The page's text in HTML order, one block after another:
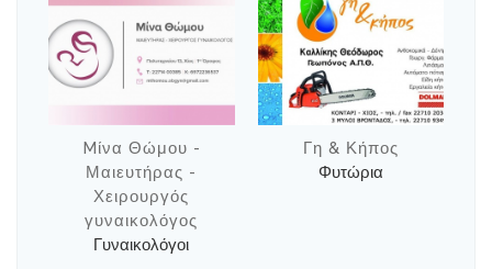
Mίνα Θώμου -
Μαιευτήρας -
Χειρουργός
γυναικολόγος
Γυναικολόγοι
Γη & Κήπος
Φυτώρια